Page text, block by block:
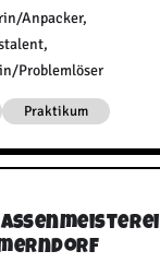
Anpacker,
,
Problemlöser
Praktikum